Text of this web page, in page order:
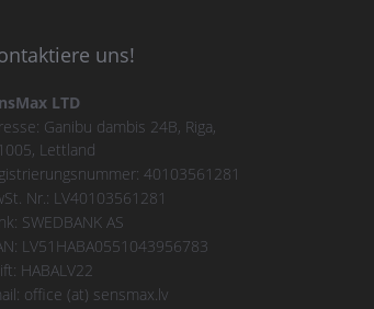
uns!
LTD
Ganibu dambis 24B, Riga,
Lettland
40103561281
Nr.: LV40103561281
SWEDBANK AS
LV51HABA0551043956783
HABALV22
office (at) sensmax.lv